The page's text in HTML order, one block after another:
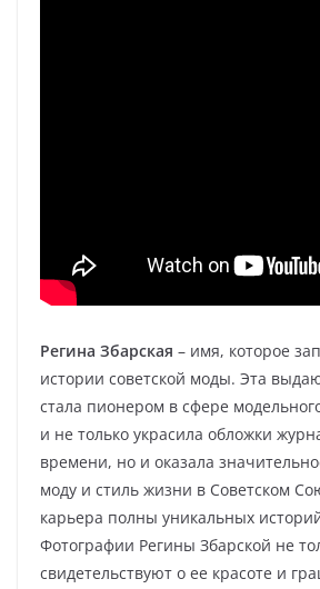
Регина Збарская – имя, которое
истории советской моды. Эта
стала пионером в сфере
и не только украсила обложки
времени, но и оказала
моду и стиль жизни в Советском
карьера полны уникальных
Фотографии Регины Збарской не
свидетельствуют о ее красоте и